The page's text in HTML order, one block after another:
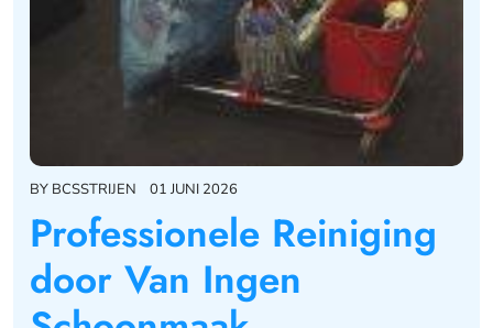
BY BCSSTRIJEN 01 JUNI 2026
Professionele Reiniging
door Van Ingen